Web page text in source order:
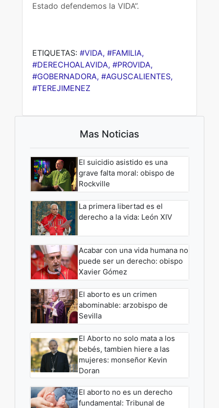
Estado defendemos la VIDA”.
ETIQUETAS: #VIDA, #FAMILIA,
#DERECHOALAVIDA, #PROVIDA,
#GOBERNADORA, #AGUSCALIENTES,
#TEREJIMENEZ
Mas Noticias
El suicidio asistido es una
grave falta moral: obispo de
Rockville
La primera libertad es el
derecho a la vida: León XIV
Acabar con una vida humana no
puede ser un derecho: obispo
Xavier Gómez
El aborto es un crimen
abominable: arzobispo de
Sevilla
El Aborto no solo mata a los
bebés, tambien hiere a las
mujeres: monseñor Kevin
Doran
El aborto no es un derecho
fundamental: Tribunal de